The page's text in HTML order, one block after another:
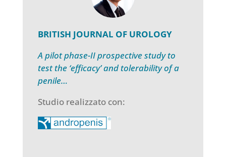
BRITISH JOURNAL OF UROLOGY
A pilot phase-II prospective study to
test the ‘efficacy’ and tolerability of a
penile…
Studio realizzato con: